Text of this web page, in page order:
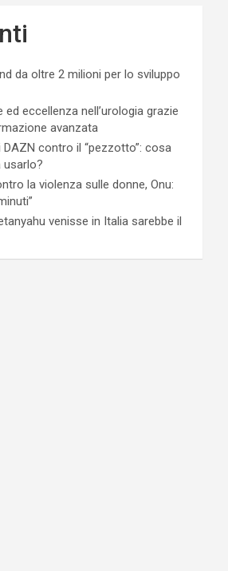
da oltre 2 milioni per lo sviluppo
ed eccellenza nell’urologia grazie
avanzata
contro il “pezzotto”: cosa
usarlo?
la violenza sulle donne, Onu:
venisse in Italia sarebbe il